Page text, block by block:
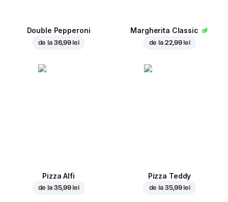
Double Pepperoni
de la 36,99 lei
Margherita Classic
de la 22,99 lei
Pizza Alfi
de la 35,99 lei
Pizza Teddy
de la 35,99 lei